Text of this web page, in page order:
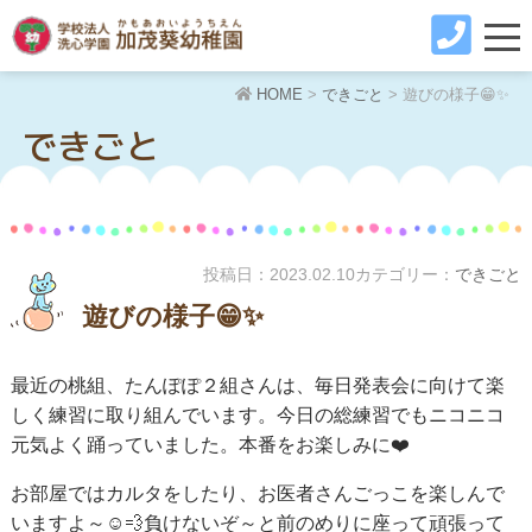
できごと
HOME > できごと >遊びの様子😁✨
投稿日： 2023.02.10カテゴリー： できごと
遊びの様子😁✨
最近の桃組、たんぽぽ２組さんは、毎日発表会に向けて楽
しく練習に取り組んでいます。今日の総練習でもニコニコ
元気よく踊っていました。本番をお楽しみに❤️
お部屋ではカルタをしたり、お医者さんごっこを楽しんで
いますよ～☺️💨負けないぞ～と前のめりに座って頑張って